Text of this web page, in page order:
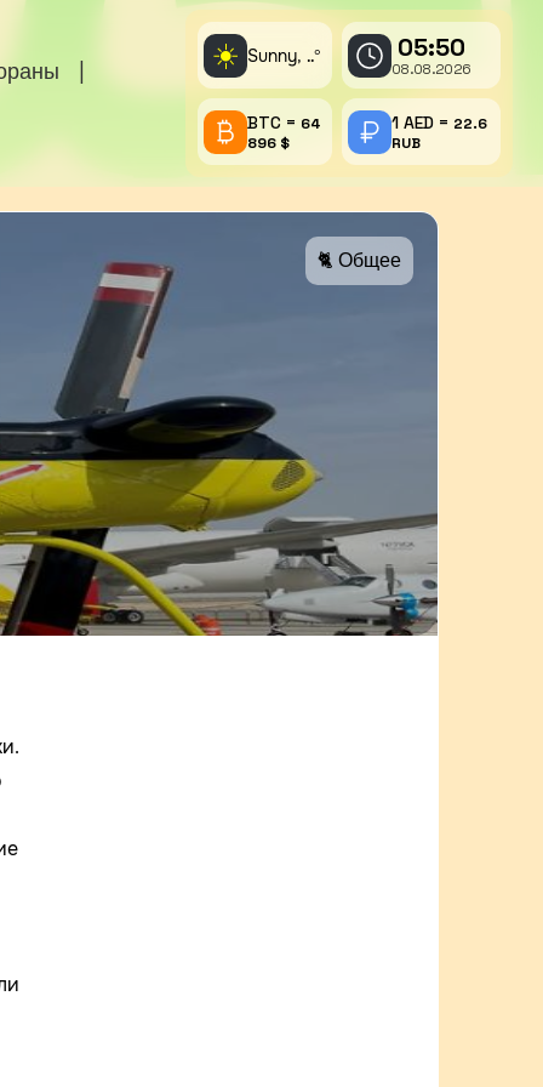
☀️ Sunny, ..° 05:50
08.08.2026
BTC = 64
896 $
1 AED = 22.6
RUB
🐈 Общее